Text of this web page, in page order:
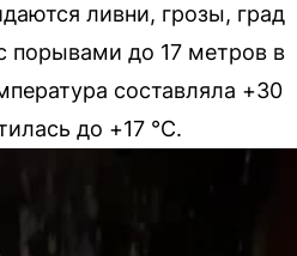
ливни, грозы, град
порывами до 17 метров в
составляла +30
до +17 °C.